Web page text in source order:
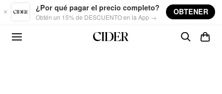
Skip to main content
¿Por qué pagar el precio completo?
Obtén un 15% de DESCUENTO en la App →
OBTENER